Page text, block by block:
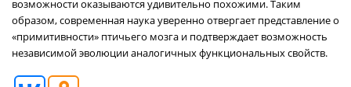
возможности оказываются удивительно похожими. Таким
образом, современная наука уверенно отвергает представление о
«примитивности» птичьего мозга и подтверждает возможность
независимой эволюции аналогичных функциональных свойств.